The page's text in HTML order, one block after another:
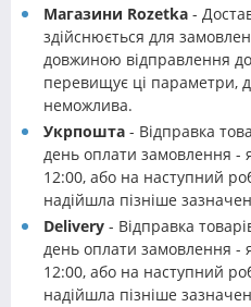
Магазини Rozetka -
здійснюється для
довжиною відправлення
перевищує ці параметри,
неможлива.
Укрпошта - Відправка
день оплати замовлення -
12:00, або на наступний
надійшла пізніше
Delivery - Відправка
день оплати замовлення -
12:00, або на наступний
надійшла пізніше